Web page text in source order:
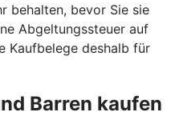
behalten, bevor Sie sie
Abgeltungssteuer auf
Kaufbelege deshalb für
Barren kaufen